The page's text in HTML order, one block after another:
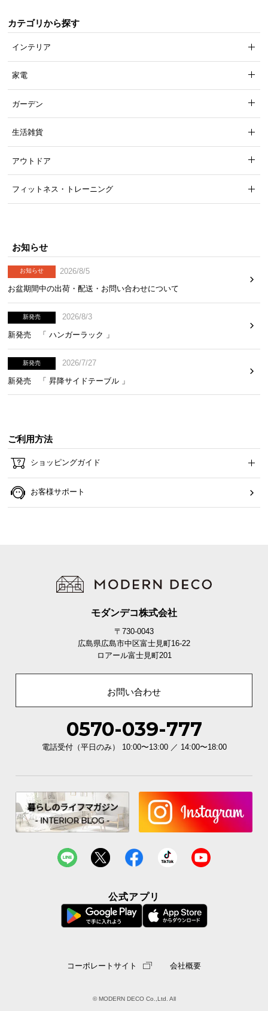
認下さい。また、ご使用の洗濯機が対応不可の場合は、コインラ
ンドリー等の大型洗濯機をご使用いただくか、クリーニング店な
どの専門店におまかせ下さい。
カテゴリから探す
インテリア
家電
ガーデン
生活雑貨
アウトドア
フィットネス・トレーニング
お知らせ
お知らせ
2026/8/5
お盆期間中の出荷・配送・お問い合わせについて
新発売
2026/8/3
新発売 「 ハンガーラック 」
新発売
2026/7/27
新発売 「 昇降サイドテーブル 」
ご利用方法
ショッピングガイド
お客様サポート
モダンデコ株式会社
〒730-0043
広島県広島市中区富士見町16-22
ロアール富士見町201
お問い合わせ
0570-039-777
電話受付（平日のみ） 10:00〜13:00 ／ 14:00〜18:00
公式アプリ
コーポレートサイト 会社概要
© MODERN DECO Co.,Ltd. All